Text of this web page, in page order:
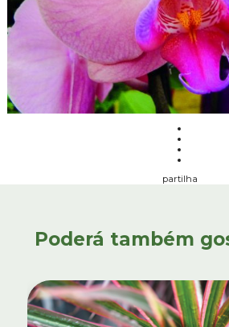
partilha
Poderá também